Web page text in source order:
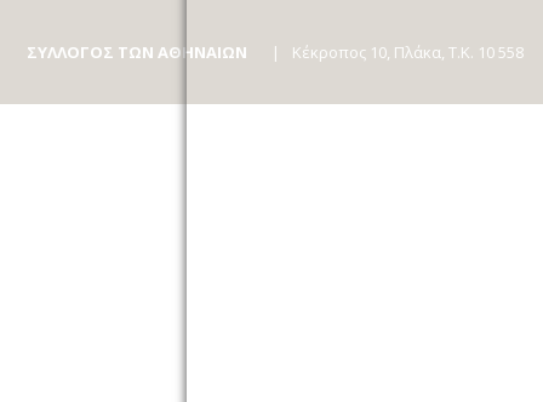
ΣΥΛΛΟΓΟΣ ΤΩΝ ΑΘΗΝΑΙΩΝ Κέκροπος 10, Πλάκα, Τ.Κ. 10 558